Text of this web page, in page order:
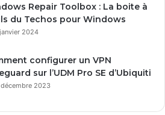
Repair Toolbox : La boite à
du Techos pour Windows
2024
configurer un VPN
sur l’UDM Pro SE d’Ubiquiti
2023